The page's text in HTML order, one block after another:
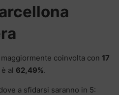
coinvolta con 17
al 62,49%.
a sfidarsi saranno in 5: